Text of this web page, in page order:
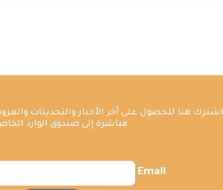
اشترك هنا للحصول على آخر الأخبار والتحديثات
مباشرة إلى صندوق الوارد
Email